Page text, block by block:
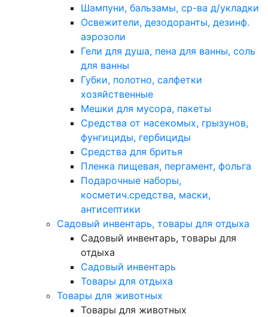
Шампуни, бальзамы, ср-ва д/укладки
Освежители, дезодоранты, дезинф.
аэрозоли
Гели для душа, пена для ванны, соль
для ванны
Губки, полотно, салфетки
хозяйственные
Мешки для мусора, пакеты
Средства от насекомых, грызунов,
фунгициды, гербициды
Средства для бритья
Пленка пищевая, пергамент, фольга
Подарочные наборы,
косметич.средства, маски,
антисептики
Садовый инвентарь, товары для отдыха
Садовый инвентарь, товары для
отдыха
Садовый инвентарь
Товары для отдыха
Товары для животных
Товары для животных